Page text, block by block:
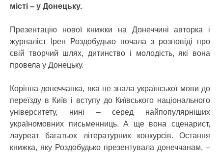
місті – у Донецьку.
Презентацію нової книжки на Донеччині авторка і
журналіст Ірен Роздобудько почала з розповіді про
свій творчий шлях, дитинство і молодість, які вона
провела у Донецьку.
Корінна донеччанка, яка не знала української мови до
переїзду в Київ і вступу до Київського національного
університету, нині – серед найпопулярніших
україномовних письменниць. А ще вона сценарист,
лауреат багатьох літературних конкурсів. Остання
книжка, яку Роздобудько презентувала донеччанам, –